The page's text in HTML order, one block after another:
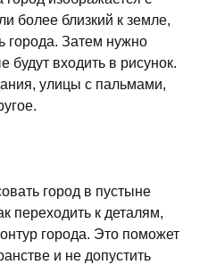
более близкий к земле,
города. Затем нужно
будут входить в рисунок.
улицы с пальмами,
город в пустыне
переходить к деталям,
города. Это поможет
и не допустить